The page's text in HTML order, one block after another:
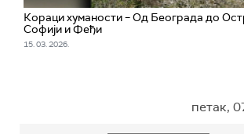
Кораци хуманости – Од Београда до
Софији и Феђи
15. 03. 2026.
петак,